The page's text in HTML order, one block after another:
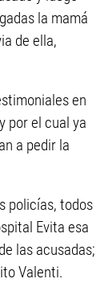
la mamá
de ella,
en
por el cual ya
a pedir la
policías, todos
Evita esa
las acusadas;
Valenti.